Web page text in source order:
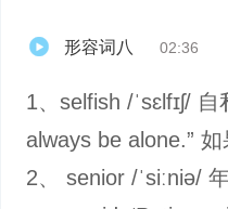
形容词八 02:36
1、selfish /ˈsɛlfɪʃ/
always be alone.”
2、 senior /ˈsiːniə/